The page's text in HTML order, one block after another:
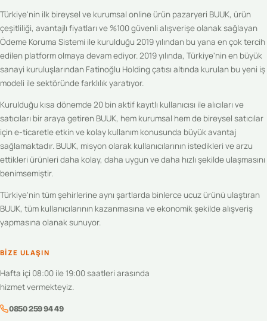
Türkiye'nin ilk bireysel ve kurumsal online ürün pazaryeri BUUK, ürün
çeşitliliği, avantajlı fiyatları ve %100 güvenli alışverişe olanak sağlayan
Ödeme Koruma Sistemi ile kurulduğu 2019 yılından bu yana en çok tercih
edilen platform olmaya devam ediyor. 2019 yılında, Türkiye'nin en büyük
sanayi kuruluşlarından Fatinoğlu Holding çatısı altında kurulan bu yeni iş
modeli ile sektöründe farklılık yaratıyor.
Kurulduğu kısa dönemde 20 bin aktif kayıtlı kullanıcısı ile alıcıları ve
satıcıları bir araya getiren BUUK, hem kurumsal hem de bireysel satıcılar
için e-ticaretle etkin ve kolay kullanım konusunda büyük avantaj
sağlamaktadır. BUUK, misyon olarak kullanıcılarının istedikleri ve arzu
ettikleri ürünleri daha kolay, daha uygun ve daha hızlı şekilde ulaşmasını
benimsemiştir.
Türkiye'nin tüm şehirlerine aynı şartlarda binlerce ucuz ürünü ulaştıran
BUUK, tüm kullanıcılarının kazanmasına ve ekonomik şekilde alışveriş
yapmasına olanak sunuyor.
BIZE ULAŞIN
Hafta içi 08:00 ile 19:00 saatleri arasında
hizmet vermekteyiz.
0850 259 94 49